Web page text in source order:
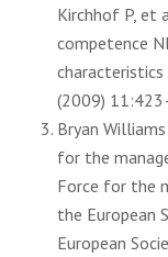
Kirchhof P, et
competence
characteristics
(2009)
Bryan
for the
Force for the
the European
European